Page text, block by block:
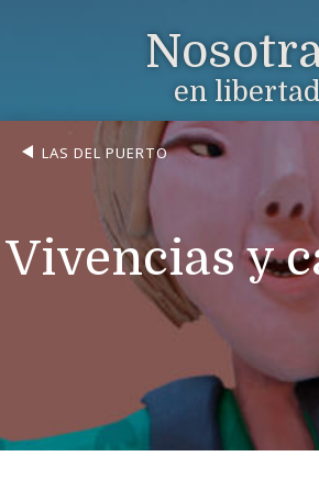
en libertad
LAS DEL PUERTO
Vivencias y